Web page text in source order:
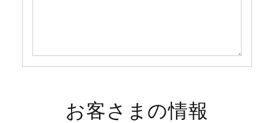
お客さまの情報